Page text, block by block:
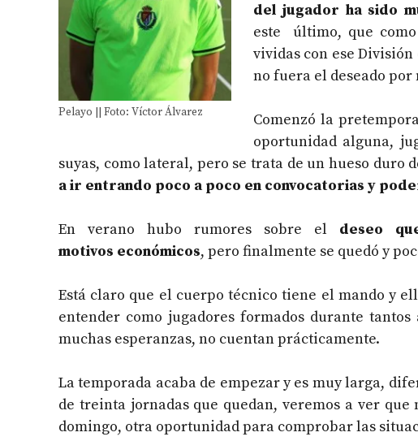
Pelayo || Foto: Víctor Álvarez
del jugador ha sido
este último, que
vividas con ese
no fuera el deseado por
Comenzó la
oportunidad alguna,
suyas, como lateral, pero se trata de un hueso duro
a ir entrando poco a poco en convocatorias y
En verano hubo rumores sobre el deseo
motivos económicos, pero finalmente se quedó y
Está claro que el cuerpo técnico tiene el mando y
entender como jugadores formados durante
muchas esperanzas, no cuentan prácticamente.
La temporada acaba de empezar y es muy larga,
de treinta jornadas que quedan, veremos a ver
domingo, otra oportunidad para comprobar las